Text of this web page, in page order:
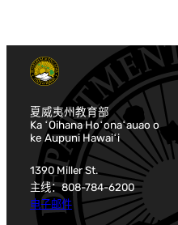
夏威夷州教育部
Ka ʻOihana Hoʻonaʻauao o
ke Aupuni Hawaiʻi
1390 Miller St.
主线：808-784-6200
电子邮件